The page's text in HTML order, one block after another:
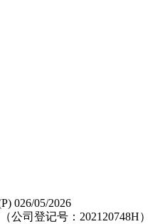
026/05/2026
公司登记号：202120748H）